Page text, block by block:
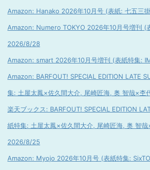
Amazon: Hanako 2026年10月号 (表紙: 七五三
Amazon: Numero TOKYO 2026年10月号増刊 (
2026/8/28
Amazon: smart 2026年10月号増刊 (表紙特集:
Amazon: BARFOUT! SPECIAL EDITION LATE
集: 土屋太鳳×佐久間大介, 尾崎匠海, 奥 智哉×
楽天ブックス: BARFOUT! SPECIAL EDITION
紙特集: 土屋太鳳×佐久間大介, 尾崎匠海, 奥 智
2026/8/25
Amazon: Myojo 2026年10月号 (表紙特集: